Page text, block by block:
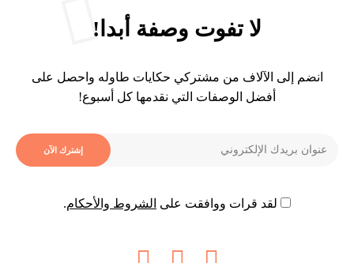
لا تفوت وصفة أبدا!
انضم إلى الآلاف من مشتركي حكايات طاوله واحصل على
أفضل الوصفات التي نقدمها كل أسبوع!
لقد قرات ووافقت على الشروط والأحكام.